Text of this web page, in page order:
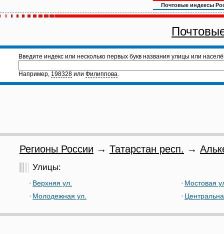
Почтовые индексы
Введите индекс или несколько первых букв названия улицы или
Например, 198328 или Филиппова.
Регионы России → Татарстан респ. →
Улицы:
Верхняя ул.
Молодежная ул.
Мостовая